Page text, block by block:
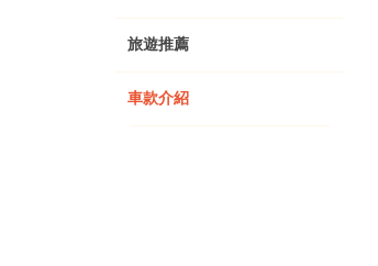
旅遊推薦
車款介紹